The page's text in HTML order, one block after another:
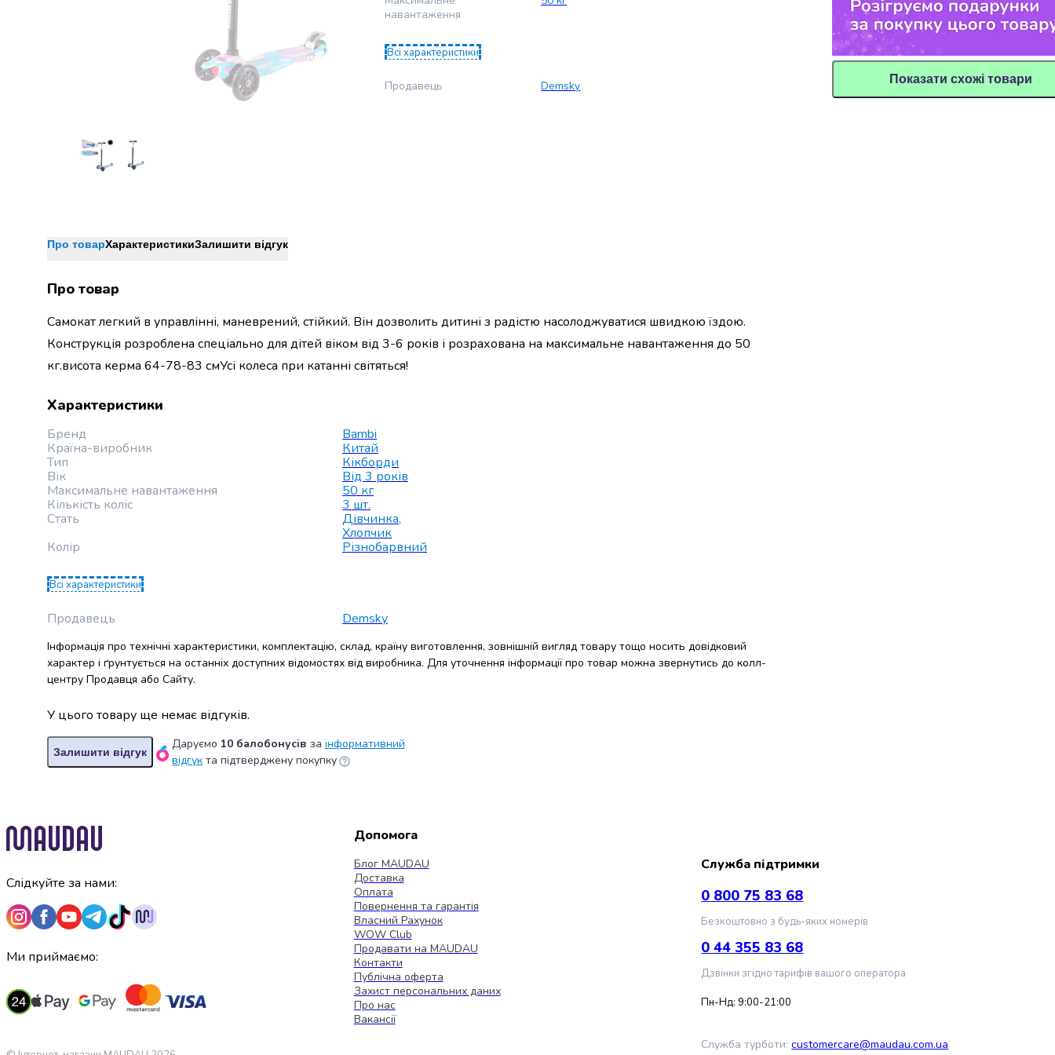
Настоянки,
бальзами,
біттери
алкоголь
Сидри
Подарункові
набори
Продукти
напої
Бакалія
Макаронні
вироби
швидкого
приготування
та
приправи
Цукор
Все
випічки
Приправа
перець
для
і
ролів
Желе
десертів
Крупи
навантаження
Всі характеристики
Продавець Demsky
Про товарХарактеристикиЗалишити відгук
Про товар
Самокат легкий в управлінні, маневрений, стійкий. Він дозволить дитині з радістю насолоджуватися швидкою їздою.
Конструкція розроблена спеціально для дітей віком від 3-6 років і розрахована на максимальне навантаження до 50
кг.висота керма 64-78-83 смУсі колеса при катанні світяться!
Характеристики
Бренд
Bambi
Країна-виробник
Китай
Тип
Кікборди
Вік
Від 3 років
Максимальне навантаження
50 кг
Кількість коліс
3 шт.
Стать
Дівчинка,
Хлопчик
Колір
Різнобарвний
Всі характеристики
Продавець Demsky
Інформація про технічні характеристики, комплектацію, склад, країну виготовлення, зовнішній вигляд товару тощо носить довідковий
характер і ґрунтується на останніх доступних відомостях від виробника. Для уточнення інформації про товар можна звернутись до колл-
центру Продавця або Сайту.
У цього товару ще немає відгуків.
Залишити відгук
Даруємо 10 балобонусів за інформативний
відгук та підтверджену покупку
Показати схожі товари
Слідкуйте за нами:
Ми приймаємо:
Допомога
Блог MAUDAU
Доставка
Оплата
Повернення та гарантія
Власний Рахунок
WOW Club
Продавати на MAUDAU
Контакти
Публічна оферта
Захист персональних даних
Про нас
Вакансії
Служба підтримки
0 800 75 83 68
Безкоштовно з будь-яких номерів
0 44 355 83 68
Дзвінки згідно тарифів вашого оператора
Пн-Нд: 9:00-21:00
Служба турботи: customercare@maudau.com.ua